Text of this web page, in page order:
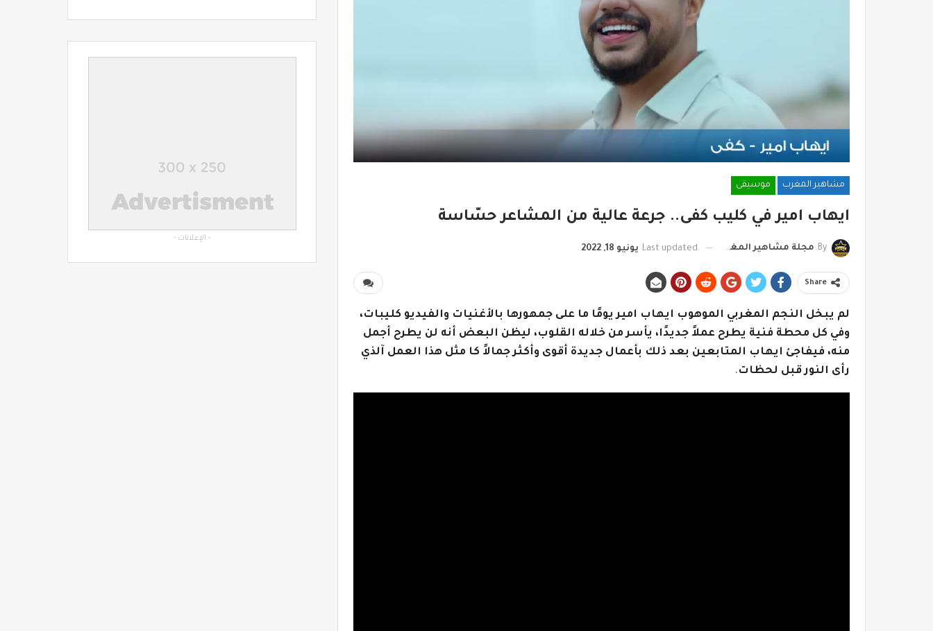
مشاهير المغرب موسيقى
ايهاب امير في كليب كفى.. جرعة عالية من المشاعر حسّاسة
By مجلة مشاهير المغرب Last updated يونيو 18, 2022
Share
لم يبخل النجم المغربي الموهوب ايهاب امير يومًا ما على جمهورها بالأغنيات والفيديو كليبات،
وفي كل محطة فنية يطرح عملاً جديدًا، يأسر من خلاله القلوب، ليظن البعض أنه لن يطرح أجمل
منه، فيفاجئ ايهاب المتابعين بعد ذلك بأعمال جديدة أقوى وأكثر جمالاً كا مثل هذا العمل آلذي
رأى النور قبل لحظات.
- الإعلانات -